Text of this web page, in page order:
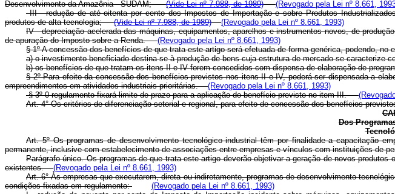
Desenvolvimento da Amazônia - SUDAM;
(Vide Lei nº 7.988, de 1989)
(Revogado pela Lei nº 8.661,
III - redução de até oitenta por cento dos Impostos de Importação e sobre Produtos
produtos de alta tecnologia;
(Vide Lei nº 7.988, de 1989)
(Revogado pela Lei nº 8.661, 1993)
IV - depreciação acelerada das máquinas, equipamentos, aparelhos e instrumentos novos, de
de apuração do Imposto sobre a Renda.(Revogado pela Lei nº 8.661, 1993)
§ 1º A concessão dos benefícios de que trata este artigo será efetuada de forma genérica, podendo,
a) o investimento beneficiado destina-se à produção de bens cuja estrutura de mercado se
b) os benefícios de que tratam os itens II e IV forem concedidos com dispensa de elaboração de
§ 2º Para efeito da concessão dos benefícios previstos nos itens II e IV, poderá ser dispensada a
empreendimentos em atividades industriais prioritárias.(Revogado pela Lei nº 8.661, 1993)
§ 3º 0 regulamento fixará limite de prazo para a aplicação do benefício previsto no item III.
Art. 4° Os critérios de diferenciação setorial e regional, para efeito de concessão dos benefícios
Dos
Art. 5º Os programas de desenvolvimento tecnológico industrial têm por finalidade a capacitação
permanente, inclusive com estabelecimento de associações entre empresas e vínculos com instituições de
Parágrafo único. Os programas de que trata este artigo deverão objetivar a geração de novos
existentes.(Revogado pela Lei nº 8.661, 1993)
Art. 6° Às empresas que executarem, direta ou indiretamente, programas de desenvolvimento
condições fixadas em regulamento:
(Revogado pela Lei nº 8.661, 1993)